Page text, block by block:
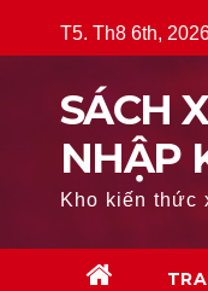
to
T5. Th8 6th,
SÁCH
NHẬP
Kho kiến thức